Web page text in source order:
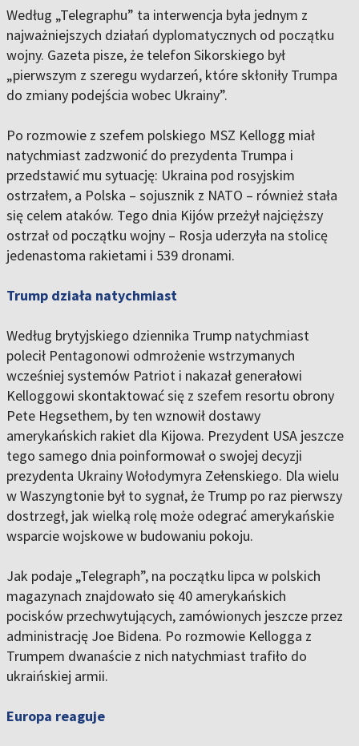
Według „Telegraphu” ta interwencja była jednym z
najważniejszych działań dyplomatycznych od początku
wojny. Gazeta pisze, że telefon Sikorskiego był
„pierwszym z szeregu wydarzeń, które skłoniły Trumpa
do zmiany podejścia wobec Ukrainy”.
Po rozmowie z szefem polskiego MSZ Kellogg miał
natychmiast zadzwonić do prezydenta Trumpa i
przedstawić mu sytuację: Ukraina pod rosyjskim
ostrzałem, a Polska – sojusznik z NATO – również stała
się celem ataków. Tego dnia Kijów przeżył najcięższy
ostrzał od początku wojny – Rosja uderzyła na stolicę
jedenastoma rakietami i 539 dronami.
Trump działa natychmiast
Według brytyjskiego dziennika Trump natychmiast
polecił Pentagonowi odmrożenie wstrzymanych
wcześniej systemów Patriot i nakazał generałowi
Kelloggowi skontaktować się z szefem resortu obrony
Pete Hegsethem, by ten wznowił dostawy
amerykańskich rakiet dla Kijowa. Prezydent USA jeszcze
tego samego dnia poinformował o swojej decyzji
prezydenta Ukrainy Wołodymyra Zełenskiego. Dla wielu
w Waszyngtonie był to sygnał, że Trump po raz pierwszy
dostrzegł, jak wielką rolę może odegrać amerykańskie
wsparcie wojskowe w budowaniu pokoju.
Jak podaje „Telegraph”, na początku lipca w polskich
magazynach znajdowało się 40 amerykańskich
pocisków przechwytujących, zamówionych jeszcze przez
administrację Joe Bidena. Po rozmowie Kellogga z
Trumpem dwanaście z nich natychmiast trafiło do
ukraińskiej armii.
Europa reaguje